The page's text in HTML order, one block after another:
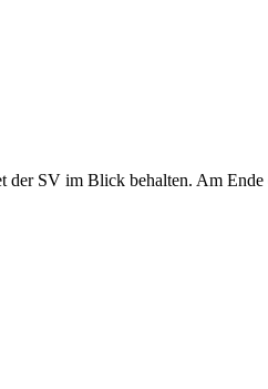
SV im Blick behalten. Am